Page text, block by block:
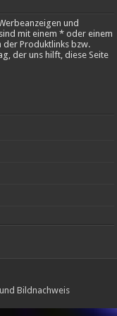
und
mit einem * oder einem
der Produktlinks bzw.
der uns hilft, diese Seite
und Bildnachweis